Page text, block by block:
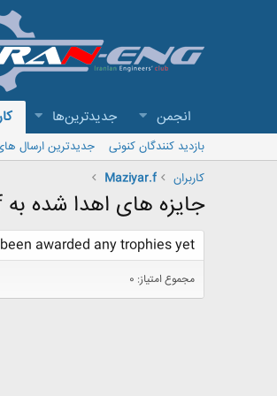
انجمن جدیدترین‌ها
بازدید کنندگان کنونی جدیدترین ارسال
کاربران
Maziyar.f
جایزه های اهدا شده به Maziyar.f
awarded any trophies yet.
مجموع امتیاز: 0